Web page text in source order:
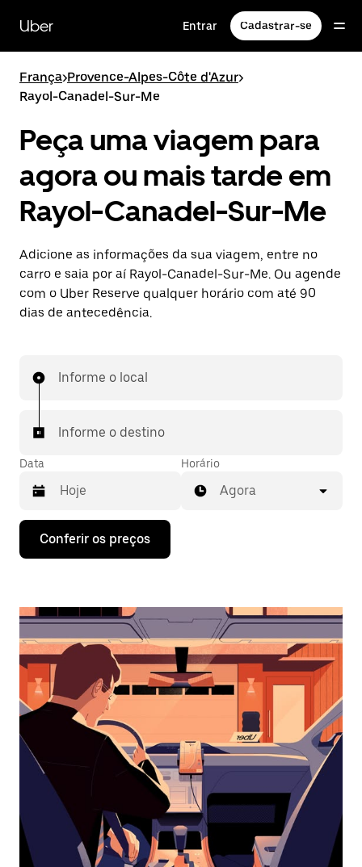
para
conteúdo
Uber Entrar Cadastrar-se
França>Provence-Alpes-Côte d'Azur>
Rayol-Canadel-Sur-Me
Peça uma viagem para
agora ou mais tarde em
Rayol-Canadel-Sur-Me
Adicione as informações da sua viagem, entre no
carro e saia por aí Rayol-Canadel-Sur-Me. Ou agende
com o Uber Reserve qualquer horário com até 90
dias de antecedência.
Informe o local
Informe o destino
Data
Pressione
seta
interagir
o
calendário
selecionar
uma
data.
Pressione
a
tecla
“ESC”
o
calendário.
Horário
Agora
Conferir os preços